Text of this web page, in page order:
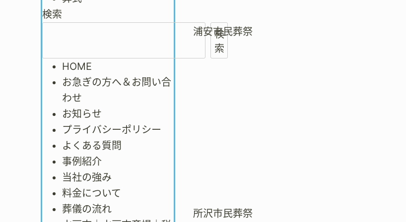
検索
検
索
HOME
お急ぎの方へ＆お問い合
わせ
お知らせ
プライバシーポリシー
よくある質問
事例紹介
当社の強み
料金について
葬儀の流れ
浦安市民葬祭
所沢市民葬祭